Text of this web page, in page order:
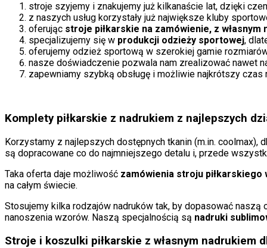
stroje szyjemy i znakujemy już kilkanaście lat, dzięki
z naszych usług korzystały już największe kluby
oferując stroje piłkarskie na zamówienie, z własnym
specjalizujemy się w produkcji odzieży sportowej,
oferujemy odzież sportową w szerokiej gamie
nasze doświadczenie pozwala nam zrealizować nawet
zapewniamy szybką obsługę i możliwie najkrótszy czas
Komplety piłkarskie z nadrukiem z najlepszych
Korzystamy z najlepszych dostępnych tkanin (m.in. coolmax),
są dopracowane co do najmniejszego detalu i, przede
Taka oferta daje możliwość zamówienia stroju piłkarskiego
na całym świecie.
Stosujemy kilka rodzajów nadruków tak, by dopasować
nanoszenia wzorów. Naszą specjalnością są nadruki
Stroje i koszulki piłkarskie z własnym nadrukiem